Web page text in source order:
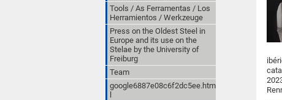
Tools / As Ferramentas / Los
Herramientos / Werkzeuge
Press on the Oldest Steel in
Europe and its use on the
Stelae by the University of
Freiburg
Team
google6887e08c6f2dc5ee.htm
l